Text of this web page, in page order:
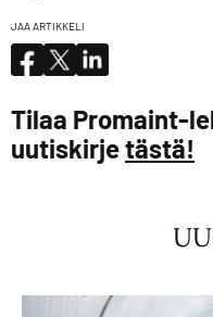
JAA ARTIKKELI
Tilaa Promaint-
uutiskirjetästä!